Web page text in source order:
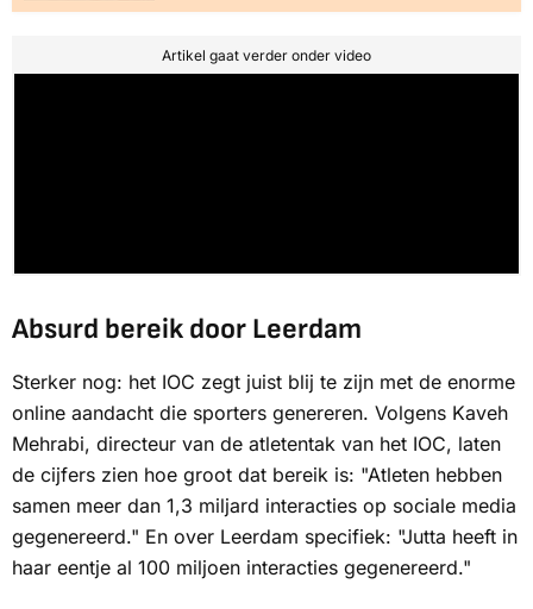
Artikel gaat verder onder video
Absurd bereik door Leerdam
Sterker nog: het IOC zegt juist blij te zijn met de enorme
online aandacht die sporters genereren. Volgens Kaveh
Mehrabi, directeur van de atletentak van het IOC, laten
de cijfers zien hoe groot dat bereik is: "Atleten hebben
samen meer dan 1,3 miljard interacties op sociale media
gegenereerd." En over Leerdam specifiek: "Jutta heeft in
haar eentje al 100 miljoen interacties gegenereerd."